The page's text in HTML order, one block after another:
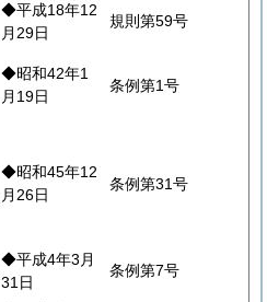
◆平成18年12
月29日
規則第59号
◆昭和42年1
月19日
条例第1号
◆昭和45年12
月26日
条例第31号
◆平成4年3月
31日
条例第7号